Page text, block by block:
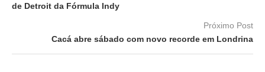
de Detroit da Fórmula Indy
Próximo Post
Cacá abre sábado com novo recorde em Londrina